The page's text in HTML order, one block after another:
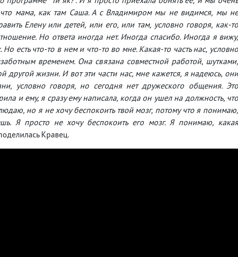
мама, как там Саша. А с Владимиром мы не видимся, мы не
Елену или детей, или его, или там, условно говоря, как-то
Но ответа иногда нет. Иногда спасибо. Иногда я вижу,
есть что-то в нем и что-то во мне. Какая-то часть нас, условно
временем. Она связана совместной работой, шутками,
другой жизни. И вот эти части нас, мне кажется, я надеюсь, они
условно говоря, но сегодня нет дружеского общения. Это
и ему, я сразу ему написала, когда он ушел на должность, что
но я не хочу беспокоить твой мозг, потому что я понимаю,
Я просто не хочу беспокоить его мозг. Я понимаю, какая
Кравец.